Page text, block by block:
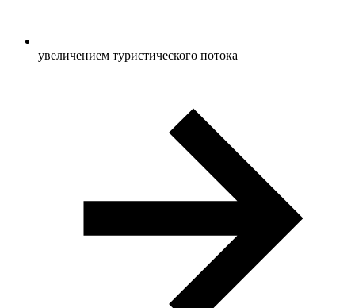
увеличением туристического потока